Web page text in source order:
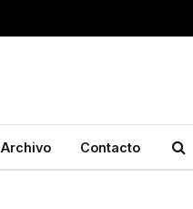
Archivo Contacto